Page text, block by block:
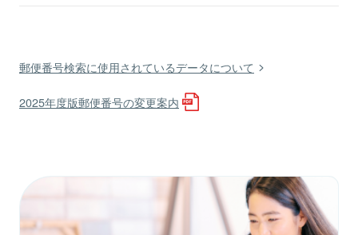
郵便番号検索に使用されているデータについて
2025年度版郵便番号の変更案内